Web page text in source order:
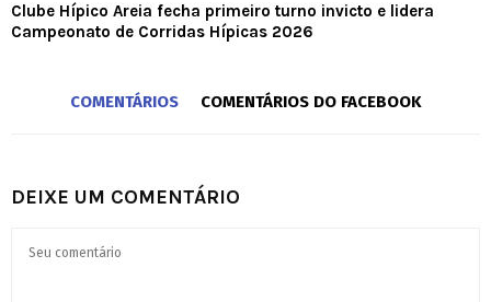
Clube Hípico Areia fecha primeiro turno invicto e lidera
Campeonato de Corridas Hípicas 2026
COMENTÁRIOS COMENTÁRIOS DO FACEBOOK
DEIXE UM COMENTÁRIO